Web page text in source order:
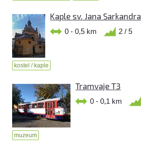
Kaple sv. Jana Sarkandra
0 - 0,5 km 2 / 5
kostel / kaple
Tramvaje T3
0 - 0,1 km
muzeum